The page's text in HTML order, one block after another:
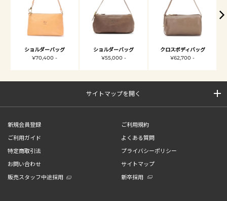
ショルダーバッグ
¥70,400 -
ショルダーバッグ
¥55,000 -
クロスボディバッグ
¥62,700 -
サイトマップを開く
新規会員登録
ご利用規約
ご利用ガイド
よくある質問
特定商取引法
プライバシーポリシー
お問い合わせ
サイトマップ
販売スタッフ中途採用
新卒採用